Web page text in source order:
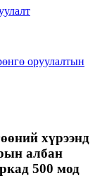
оруулалтын
хүрээнд
албан
500 мод